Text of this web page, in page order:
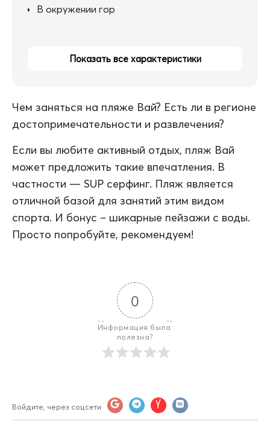
В окружении гор
Показать все характеристики
Чем заняться на пляже Вай? Есть ли в регионе
достопримечательности и развлечения?
Если вы любите активный отдых, пляж Вай
может предложить такие впечатления. В
частности — SUP серфинг. Пляж является
отличной базой для занятий этим видом
спорта. И бонус – шикарные пейзажи с воды.
Просто попробуйте, рекомендуем!
0
Информация была
полезна?
Войдите, через соцсети